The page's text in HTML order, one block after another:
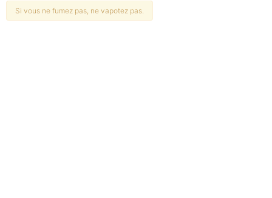
Si vous ne fumez pas, ne vapotez pas.